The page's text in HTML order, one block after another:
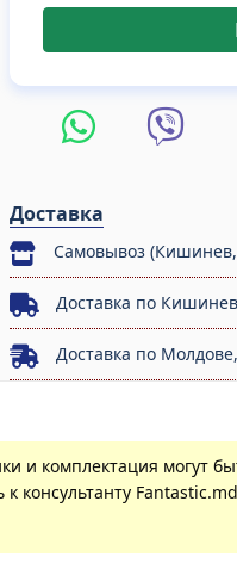
Доставка
Самовывоз
Доставка по
Доставка по
и комплектация могут
консультанту